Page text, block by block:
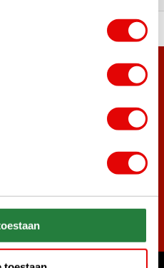
Vor 15:00 Uhr bestellt,
haben sich bereits
an und verpasse nie wieder